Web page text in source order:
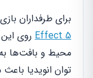
برای طرفداران
Effect 5 روی
محیط و بافت‌ها
توان انویدیا